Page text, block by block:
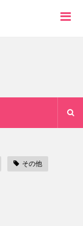
その他